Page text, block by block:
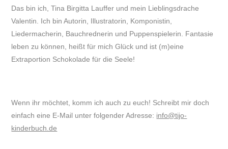
Das bin ich, Tina Birgitta Lauffer und mein Lieblingsdrache
Valentin. Ich bin Autorin, Illustratorin, Komponistin,
Liedermacherin, Bauchrednerin und Puppenspielerin. Fantasie
leben zu können, heißt für mich Glück und ist (m)eine
Extraportion Schokolade für die Seele!
Wenn ihr möchtet, komm ich auch zu euch! Schreibt mir doch
einfach eine E-Mail unter folgender Adresse: info@tijo-
kinderbuch.de